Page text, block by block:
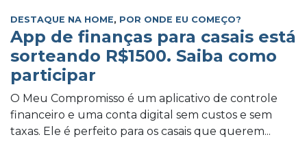
DESTAQUE NA HOME, POR ONDE EU COMEÇO?
App de finanças para casais está
sorteando R$1500. Saiba como
participar
O Meu Compromisso é um aplicativo de controle
financeiro e uma conta digital sem custos e sem
taxas. Ele é perfeito para os casais que querem...